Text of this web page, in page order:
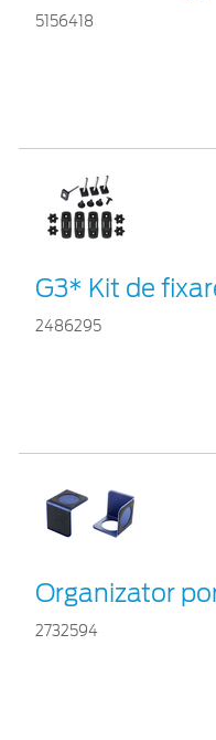
5156418
G3* Kit de
2486295
Organizator
2732594